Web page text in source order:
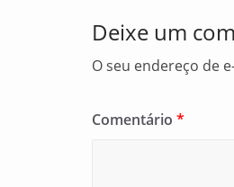
k
Deixe um
O seu endereço de
Comentário *